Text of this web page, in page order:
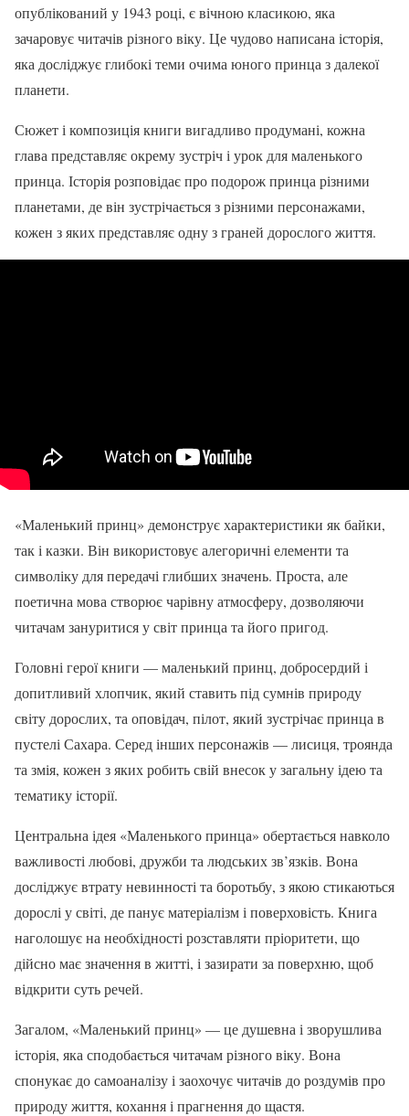
опублікований у 1943 році, є вічною класикою, яка
зачаровує читачів різного віку. Це чудово написана історія,
яка досліджує глибокі теми очима юного принца з далекої
планети.
Сюжет і композиція книги вигадливо продумані, кожна
глава представляє окрему зустріч і урок для маленького
принца. Історія розповідає про подорож принца різними
планетами, де він зустрічається з різними персонажами,
кожен з яких представляє одну з граней дорослого життя.
«Маленький принц» демонструє характеристики як байки,
так і казки. Він використовує алегоричні елементи та
символіку для передачі глибших значень. Проста, але
поетична мова створює чарівну атмосферу, дозволяючи
читачам зануритися у світ принца та його пригод.
Головні герої книги — маленький принц, добросердий і
допитливий хлопчик, який ставить під сумнів природу
світу дорослих, та оповідач, пілот, який зустрічає принца в
пустелі Сахара. Серед інших персонажів — лисиця, троянда
та змія, кожен з яких робить свій внесок у загальну ідею та
тематику історії.
Центральна ідея «Маленького принца» обертається навколо
важливості любові, дружби та людських зв’язків. Вона
досліджує втрату невинності та боротьбу, з якою стикаються
дорослі у світі, де панує матеріалізм і поверховість. Книга
наголошує на необхідності розставляти пріоритети, що
дійсно має значення в житті, і зазирати за поверхню, щоб
відкрити суть речей.
Загалом, «Маленький принц» — це душевна і зворушлива
історія, яка сподобається читачам різного віку. Вона
спонукає до самоаналізу і заохочує читачів до роздумів про
природу життя, кохання і прагнення до щастя.